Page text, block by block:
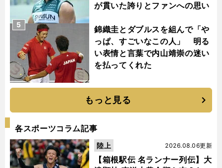
が貫いた誇りとファンへの思い
錦織圭とダブルスを組んで「や
っぱ、すごいなこの人」 明る
い表情と言葉で内山靖崇の迷い
を払ってくれた
5
もっと見る
各スポーツコラム記事
【箱根駅伝 名ランナー列伝】大
2026.08.06更新
陸上